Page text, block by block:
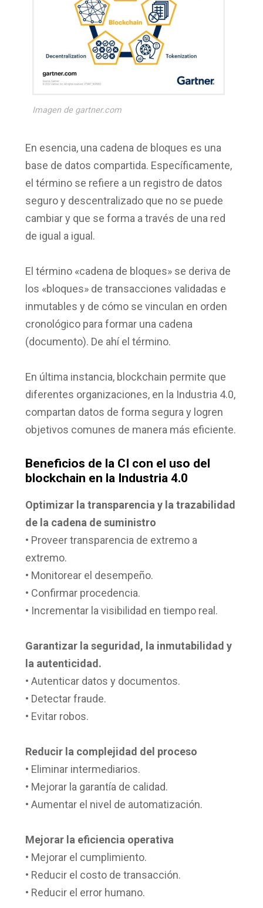
Imagen de gartner.com
En esencia, una cadena de bloques es una
base de datos compartida. Específicamente,
el término se refiere a un registro de datos
seguro y descentralizado que no se puede
cambiar y que se forma a través de una red
de igual a igual.
El término «cadena de bloques» se deriva de
los «bloques» de transacciones validadas e
inmutables y de cómo se vinculan en orden
cronológico para formar una cadena
(documento). De ahí el término.
En última instancia, blockchain permite que
diferentes organizaciones, en la Industria 4.0,
compartan datos de forma segura y logren
objetivos comunes de manera más eficiente.
Beneficios de la CI con el uso del
blockchain en la Industria 4.0
Optimizar la transparencia y la trazabilidad
de la cadena de suministro
• Proveer transparencia de extremo a
extremo.
• Monitorear el desempeño.
• Confirmar procedencia.
• Incrementar la visibilidad en tiempo real.
Garantizar la seguridad, la inmutabilidad y
la autenticidad.
• Autenticar datos y documentos.
• Detectar fraude.
• Evitar robos.
Reducir la complejidad del proceso
• Eliminar intermediarios.
• Mejorar la garantía de calidad.
• Aumentar el nivel de automatización.
Mejorar la eficiencia operativa
• Mejorar el cumplimiento.
• Reducir el costo de transacción.
• Reducir el error humano.